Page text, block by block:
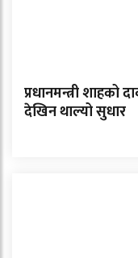
प्रधानमन्त्री शाहको
देखिन थाल्यो सुधार